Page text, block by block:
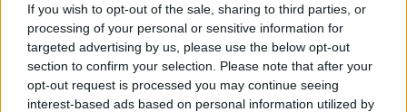
If you wish to opt-out of the sale, sharing to third parties, or
processing of your personal or sensitive information for
targeted advertising by us, please use the below opt-out
section to confirm your selection. Please note that after your
opt-out request is processed you may continue seeing
interest-based ads based on personal information utilized by
Gyvenimas
Tualetinis popierius
traukiasi į praeitį: kuo jį
pakeis artimiausiu metu
Žmonės
Pareigūnams nepavyksta
baigti narkotikų
disponavimu įtariamo
Olego Šurajevo bylos